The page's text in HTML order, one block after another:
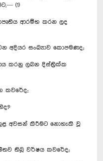
(1)
ආරම්භ කරන ලද
සංඛ්‍යාව කොපමණද;
ලබන දිස්ත්‍රික්ක
කවරේද;
අවසන් කිරීමට නොහැකි වූ
තිබූ වර්ෂය කවරේද;